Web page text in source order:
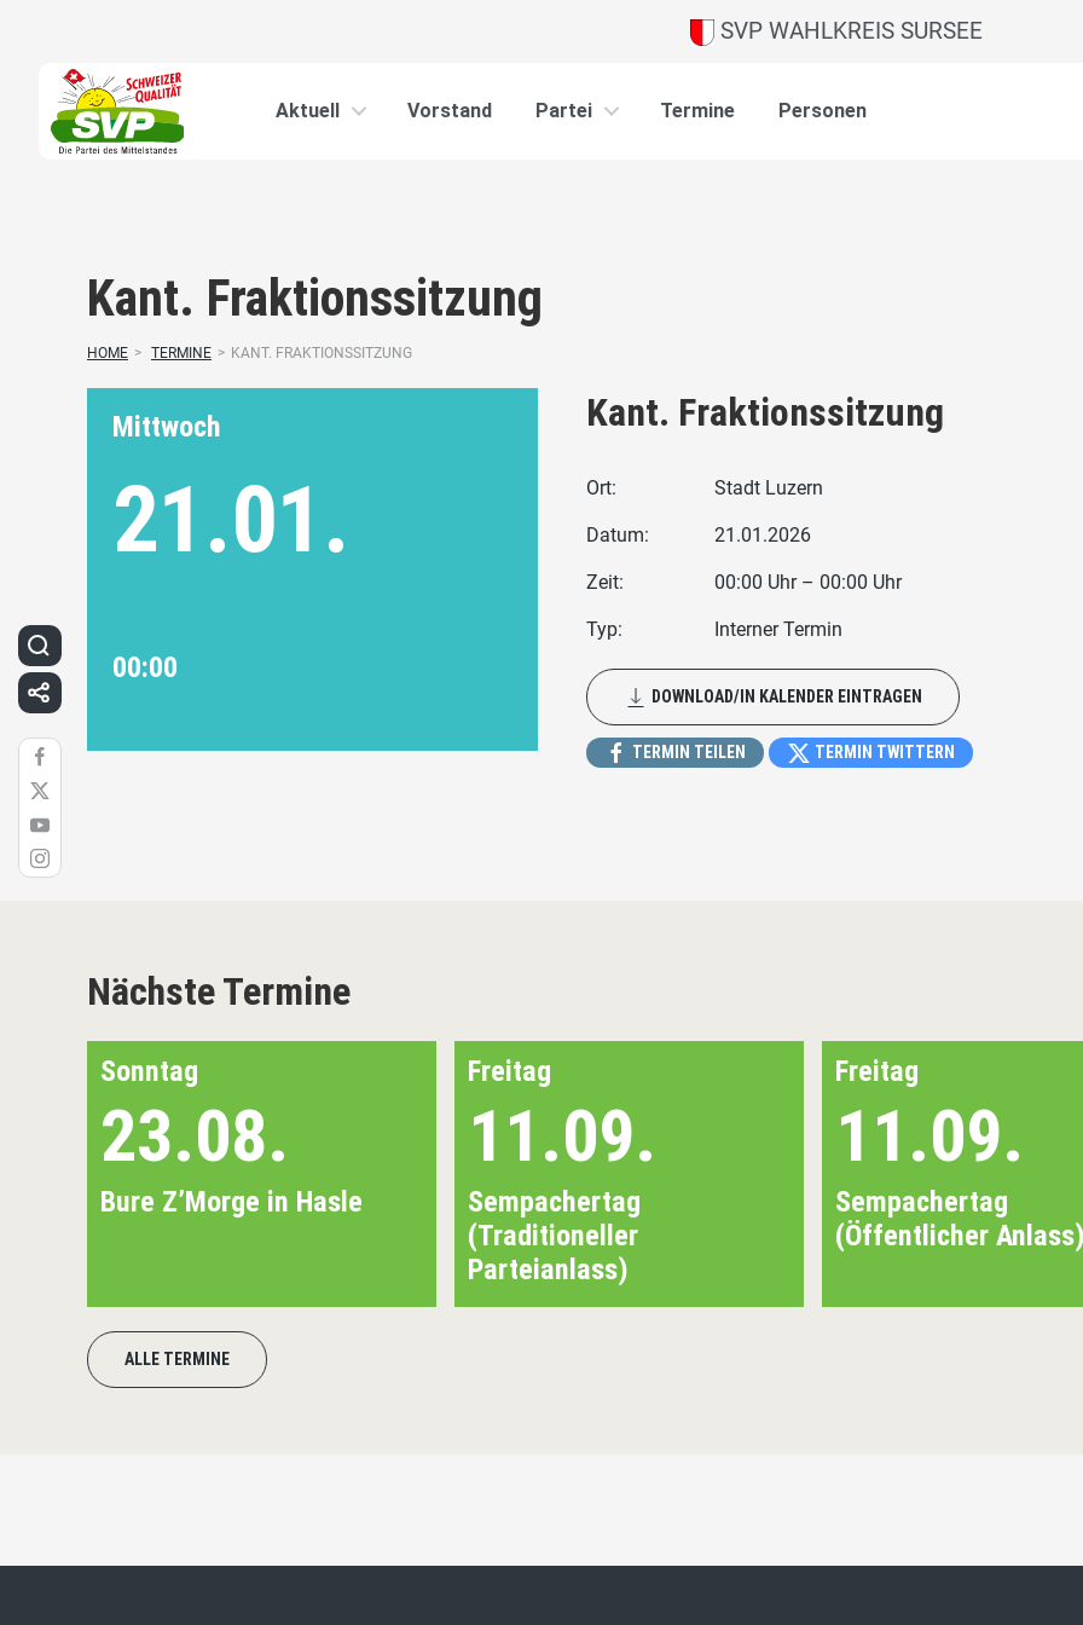
SVP WAHLKREIS SURSEE
Aktuell Vorstand Partei Termine Personen
Kant. Fraktionssitzung
HOME > TERMINE > KANT. FRAKTIONSSITZUNG
Mittwoch
21.01.
00:00
Kant. Fraktionssitzung
Ort: Stadt Luzern
Datum: 21.01.2026
Zeit: 00:00 Uhr – 00:00 Uhr
Typ: Interner Termin
DOWNLOAD/IN KALENDER EINTRAGEN
TERMIN TEILEN TERMIN TWITTERN
Nächste Termine
Sonntag
23.08.
Bure Z’Morge in Hasle
Freitag
11.09.
Sempachertag
(Traditioneller
Parteianlass)
Freitag
11.09.
Sempachertag
(Öffentlicher Anlass)
ALLE TERMINE